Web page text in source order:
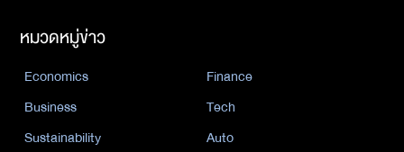
หมวดหมู่ข่าว
Economics
Finance
Business
Tech
Sustainability
Auto